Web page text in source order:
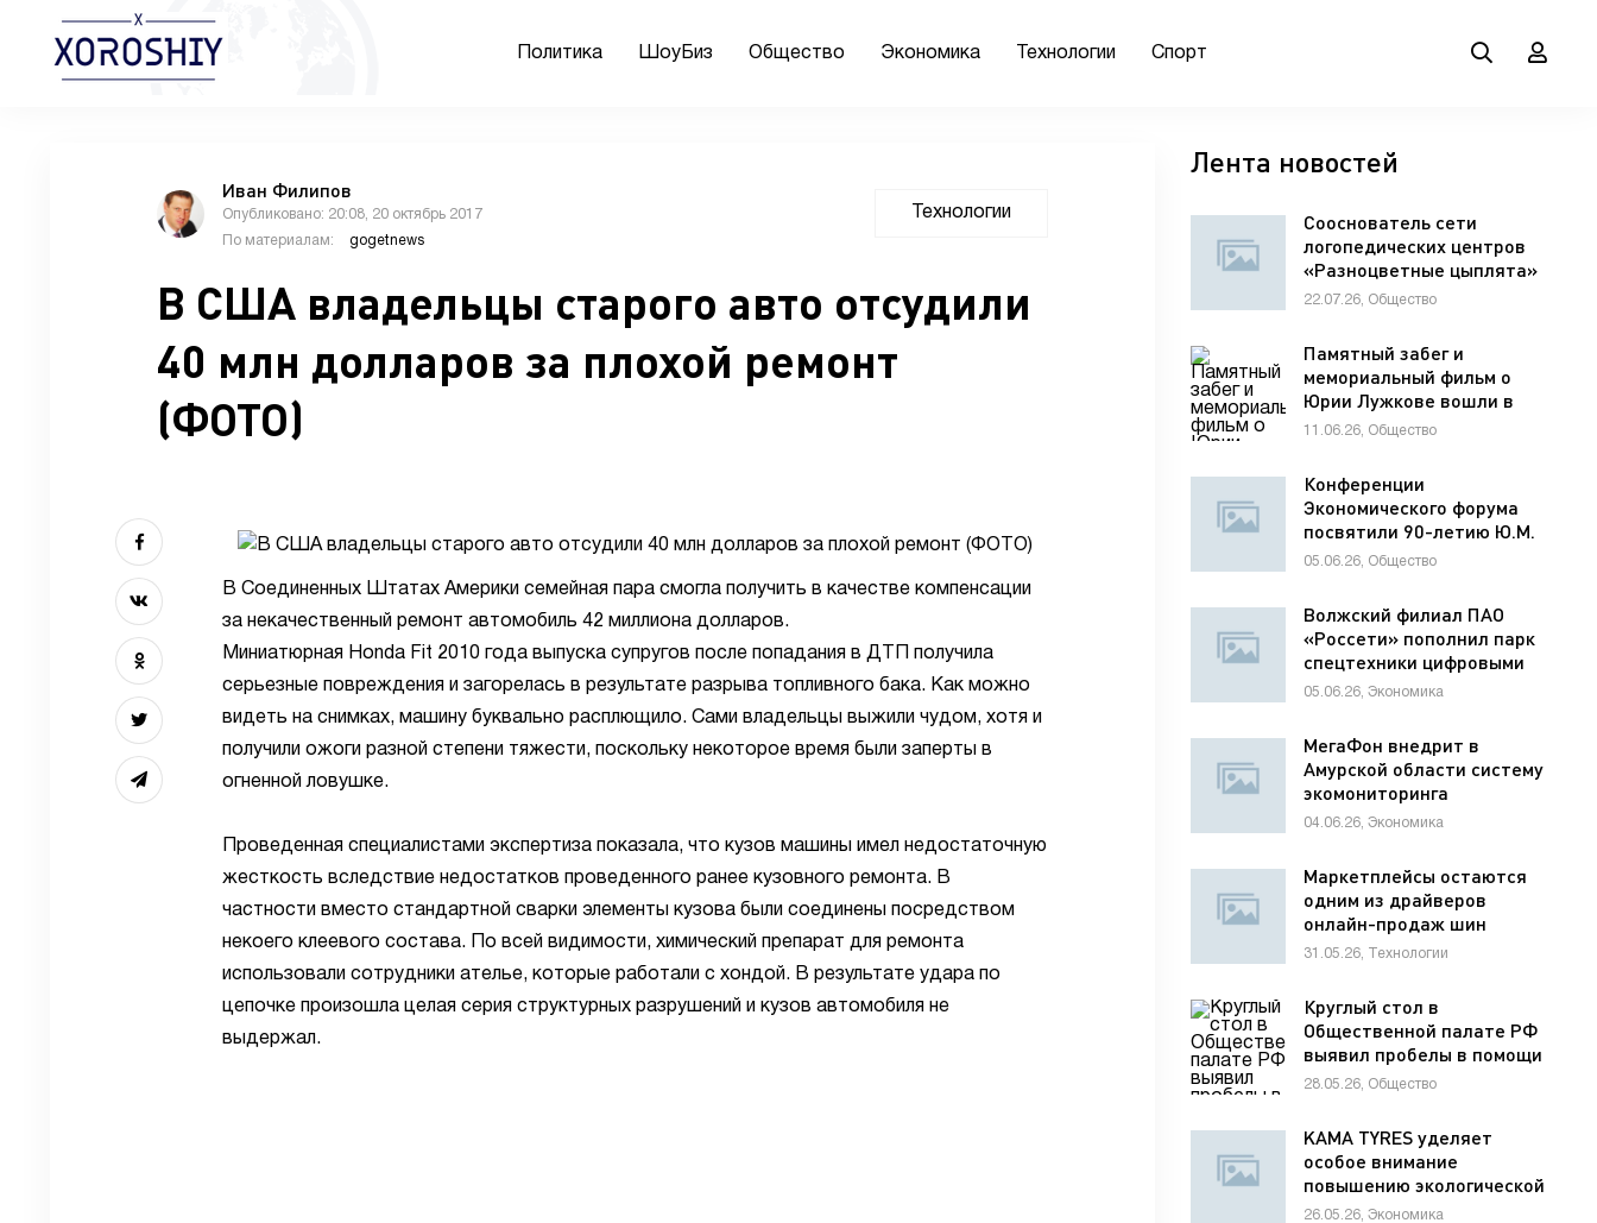
Политика ШоуБиз Общество Экономика Технологии Спорт
Иван Филипов
Опубликовано: 20:08, 20 октябрь 2017
По материалам:
gogetnews
Технологии
В США владельцы старого авто отсудили
40 млн долларов за плохой ремонт
(ФОТО)
В Соединенных Штатах Америки семейная пара смогла получить в качестве компенсации
за некачественный ремонт автомобиль 42 миллиона долларов.
Миниатюрная Honda Fit 2010 года выпуска супругов после попадания в ДТП получила
серьезные повреждения и загорелась в результате разрыва топливного бака. Как можно
видеть на снимках, машину буквально расплющило. Сами владельцы выжили чудом, хотя и
получили ожоги разной степени тяжести, поскольку некоторое время были заперты в
огненной ловушке.
Проведенная специалистами экспертиза показала, что кузов машины имел недостаточную
жесткость вследствие недостатков проведенного ранее кузовного ремонта. В
частности вместо стандартной сварки элементы кузова были соединены посредством
некоего клеевого состава. По всей видимости, химический препарат для ремонта
использовали сотрудники ателье, которые работали с хондой. В результате удара по
цепочке произошла целая серия структурных разрушений и кузов автомобиля не
выдержал.
Лента новостей
Сооснователь сети
логопедических центров
«Разноцветные цыплята»
Елена Мельникова
коммуникации для
развития речи ребенка
22.07.26, Общество
Памятный забег и
мемориальный фильм о
Юрии Лужкове вошли в
программу фестиваля
11.06.26, Общество
Конференции
Экономического форума
посвятили 90-летию Ю.М.
Лужкова
05.06.26, Общество
Волжский филиал ПАО
«Россети» пополнил парк
спецтехники цифровыми
диагностическими
05.06.26, Экономика
МегаФон внедрит в
Амурской области систему
экомониторинга
04.06.26, Экономика
Маркетплейсы остаются
одним из драйверов
онлайн-продаж шин
31.05.26, Технологии
Круглый стол в
Общественной палате РФ
выявил пробелы в помощи
раненым детям
28.05.26, Общество
KAMA TYRES уделяет
особое внимание
повышению экологической
ответственности
26.05.26, Экономика